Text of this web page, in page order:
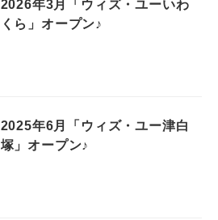
2026年3月「ウィズ・ユーいわ
くら」オープン♪
2025年6月「ウィズ・ユー津白
塚」オープン♪